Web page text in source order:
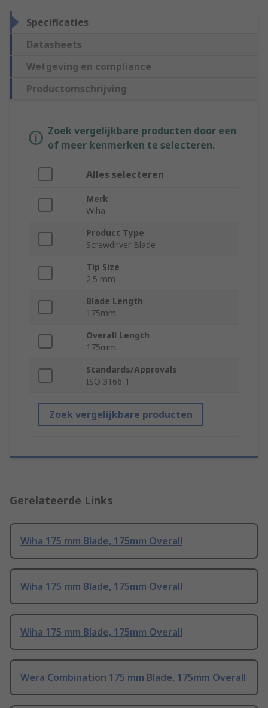
Specificaties
Datasheets
Wetgeving en compliance
Productomschrijving
Zoek vergelijkbare producten door een
of meer kenmerken te selecteren.
Alles selecteren
Merk
Wiha
Product Type
Screwdriver Blade
Tip Size
2.5 mm
Blade Length
175mm
Overall Length
175mm
Standards/Approvals
ISO 3166-1
Zoek vergelijkbare producten
Gerelateerde Links
Wiha 175 mm Blade, 175mm Overall
Wiha 175 mm Blade, 175mm Overall
Wiha 175 mm Blade, 175mm Overall
Wera Combination 175 mm Blade, 175mm Overall